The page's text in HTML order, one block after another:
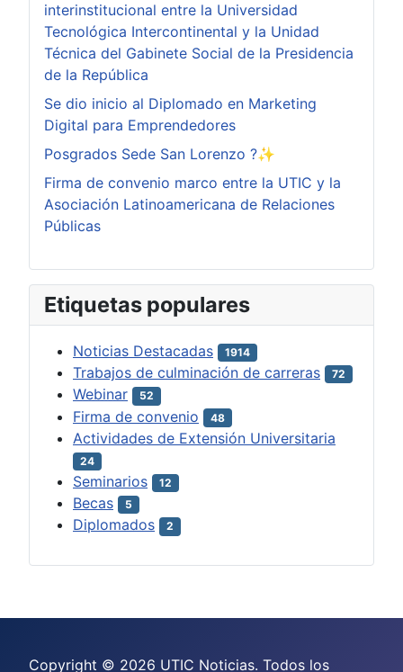
interinstitucional entre la Universidad
Tecnológica Intercontinental y la Unidad
Técnica del Gabinete Social de la Presidencia
de la República
Se dio inicio al Diplomado en Marketing
Digital para Emprendedores
Posgrados Sede San Lorenzo ?✨
Firma de convenio marco entre la UTIC y la
Asociación Latinoamericana de Relaciones
Públicas
Etiquetas populares
Noticias Destacadas 1914
Trabajos de culminación de carreras 72
Webinar 52
Firma de convenio 48
Actividades de Extensión Universitaria
24
Seminarios 12
Becas 5
Diplomados 2
Copyright © 2026 UTIC Noticias. Todos los